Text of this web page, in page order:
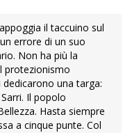
il taccuino sul
errore di un suo
Non ha più la
protezionismo
una targa:
Il popolo
Hasta siempre
a cinque punte. Col